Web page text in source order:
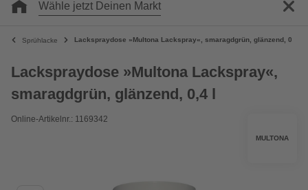
Wähle jetzt Deinen Markt
Sprühlacke Lackspraydose »Multona Lackspray«, smaragdgrün, glänzend, 0,4 l
Lackspraydose »Multona Lackspray«,
smaragdgrün, glänzend, 0,4 l
Online-Artikelnr.: 1169342
MULTONA